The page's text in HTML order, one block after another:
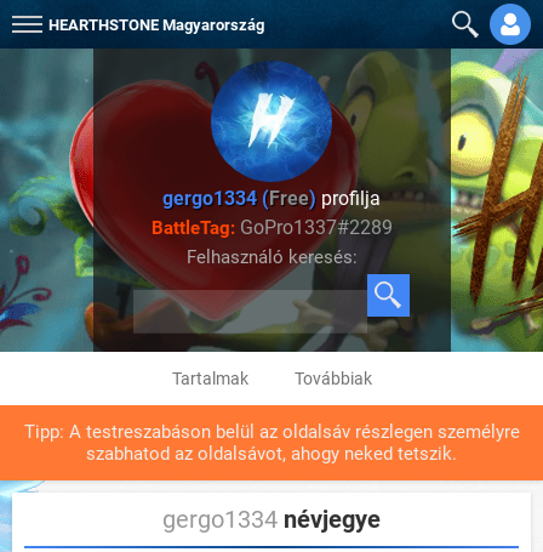
HEARTHSTONE Magyarország
gergo1334 (Free) profilja
BattleTag:GoPro1337#2289
Felhasználó keresés:
Tartalmak Továbbiak
Tipp: A testreszabáson belül az oldalsáv részlegen személyre
szabhatod az oldalsávot, ahogy neked tetszik.
gergo1334 névjegye